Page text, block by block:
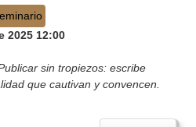
2025 12:00
sin tropiezos: escribe
que cautivan y convencen.